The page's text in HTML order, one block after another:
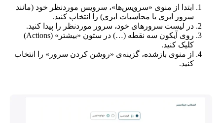
ابتدا از منوی «سرویس‌ها»، سرویس موردنظر خود (مانند
سرور ابری یا محاسبات ابری) را انتخاب کنید.
در لیست سرورهای خود، سرور موردنظر را پیدا کنید.
روی آیکون سه نقطه (…) در ستون «بیشتر» (Actions)
کلیک کنید.
از منوی بازشده، گزینه‌ی «روشن کردن سرور» را انتخاب
کنید.